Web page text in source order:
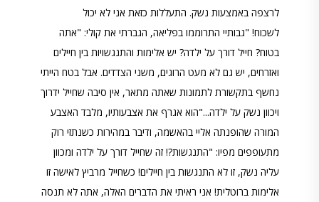
לרצפה באמצעות נשק. התעללות כזאת אני לא יכול
לשכוח! "גבותיי התרוממו בפליאה, הגברתי את קולי: "אתה
בטוח? חייל דורך על ילדה? יש אלימות והתנגשויות בין חיילים
ואזרחים, יש גם לא מעט הרוגים, משני הצדדים. אבל בטח הייתי
נחשף בתקשורת לתמונות שאתה מתאר, אין סיבה שחייל ידרוך
ויכוון נשק על ילדה..."הוא אגרף את אצבעותיו, מלבד האצבע
המורה שהופנתה אליי בהאשמה, ודיבר במהירות כשנתזי רוק
מתעופפים מפיו: "התנגשות?! זה שחייל דורך על ילדה ומכוון
עליה נשק, זו לא התנגשות בין חיילים! כשחייל מרביץ לאישה זו
אלימות ברוטלית! אני ראיתי את הדברים האלה, אתה לא תנסה